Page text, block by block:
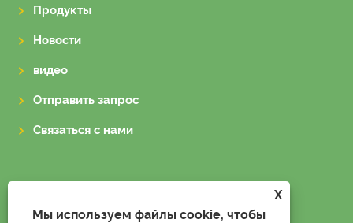
X
Мы используем файлы cookie, чтобы
Продукты
Новости
видео
Отправить запрос
Связаться с нами
ПРОДУКТЫ